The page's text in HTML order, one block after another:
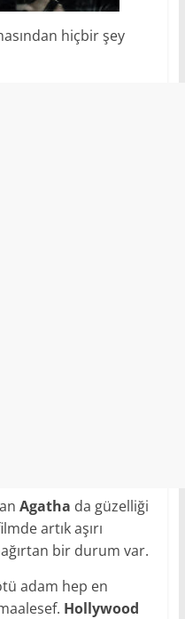
hiçbir şey
Agatha da güzelliği
artık aşırı
bir durum var.
adam hep en
Hollywood